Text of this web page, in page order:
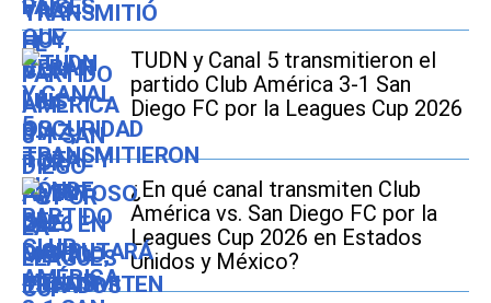
TUDN y Canal 5 transmitieron el
partido Club América 3-1 San
Diego FC por la Leagues Cup 2026
¿En qué canal transmiten Club
América vs. San Diego FC por la
Leagues Cup 2026 en Estados
Unidos y México?